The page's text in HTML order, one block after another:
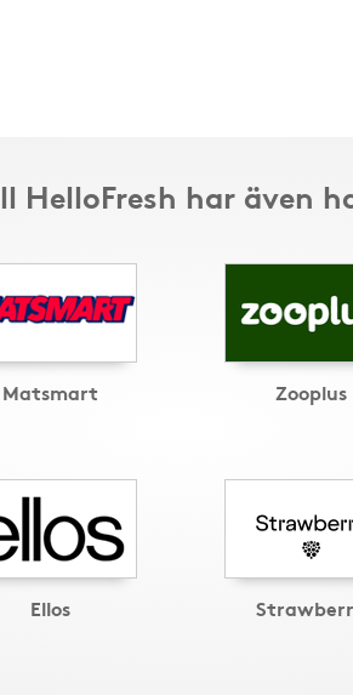
HelloFresh har även
Matsmart Zooplus
Ellos